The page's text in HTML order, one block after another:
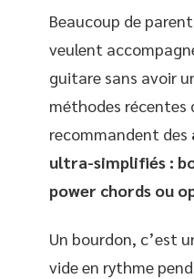
Beaucoup de
veulent
guitare sans avoir
méthodes récentes
recommandent des
ultra-simplifiés :
power chords ou
Un bourdon, c’est
vide en rythme